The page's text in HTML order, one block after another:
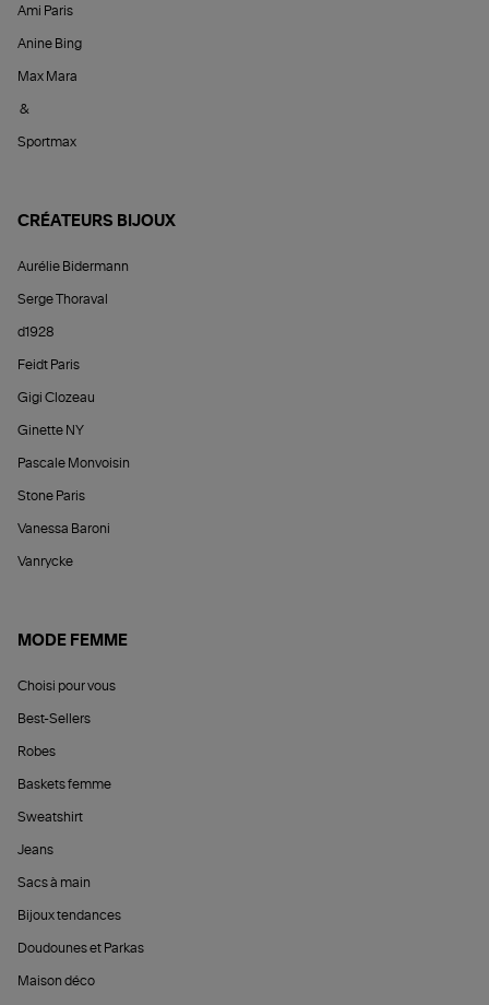
Ami Paris
Anine Bing
Max Mara
&
Sportmax
CRÉATEURS BIJOUX
Aurélie Bidermann
Serge Thoraval
d1928
Feidt Paris
Gigi Clozeau
Ginette NY
Pascale Monvoisin
Stone Paris
Vanessa Baroni
Vanrycke
MODE FEMME
Choisi pour vous
Best-Sellers
Robes
Baskets femme
Sweatshirt
Jeans
Sacs à main
Bijoux tendances
Doudounes et Parkas
Maison déco